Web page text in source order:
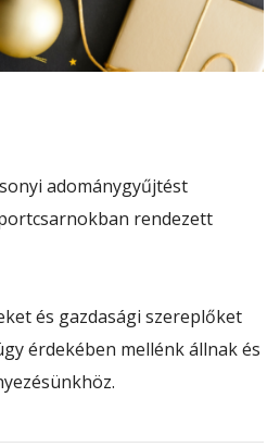
adománygyűjtést
rendezett
és gazdasági szereplőket
érdekében mellénk állnak és